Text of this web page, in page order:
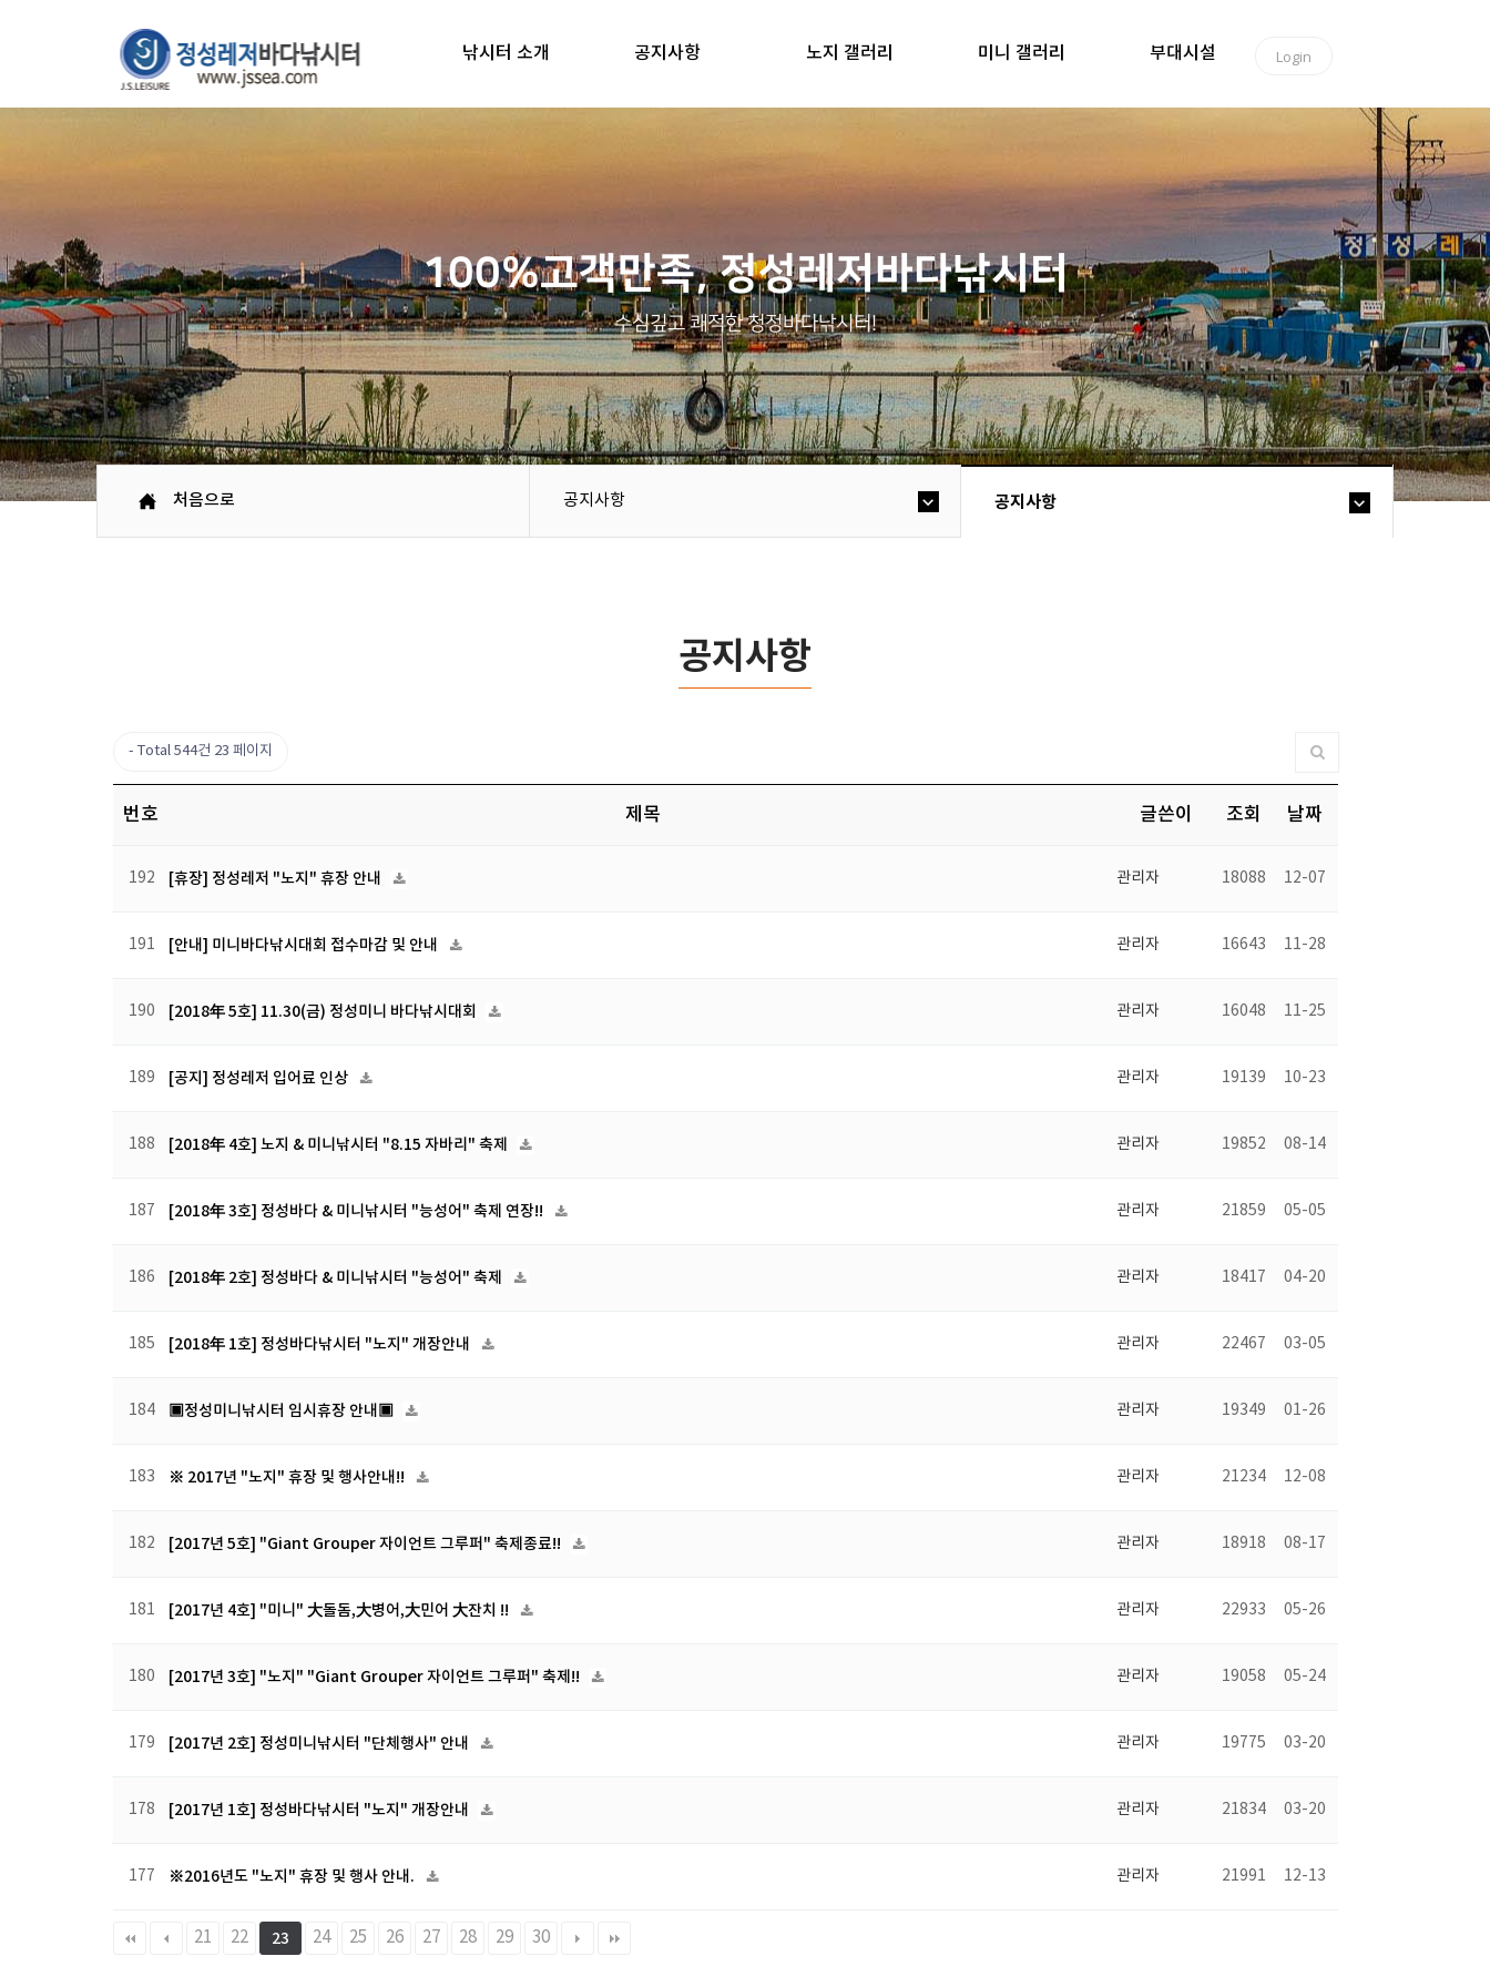
낚시터 소개 공지사항 노지 갤러리 미니 갤러리 부대시설 Login
100%고객만족, 정성레저바다낚시터
수심깊고 쾌적한 청정바다낚시터!
처음으로 공지사항 공지사항
공지사항
Total 544건 23 페이지
번호 제목 글쓴이 조회 날짜
192 [휴장] 정성레저 "노지" 휴장 안내 관리자 18088 12-07
191 [안내] 미니바다낚시대회 접수마감 및 안내 관리자 16643 11-28
190 [2018年 5호] 11.30(금) 정성미니 바다낚시대회 관리자 16048 11-25
189 [공지] 정성레저 입어료 인상 관리자 19139 10-23
188 [2018年 4호] 노지 & 미니낚시터 "8.15 자바리" 축제 관리자 19852 08-14
187 [2018年 3호] 정성바다 & 미니낚시터 "능성어" 축제 연장!! 관리자 21859 05-05
186 [2018年 2호] 정성바다 & 미니낚시터 "능성어" 축제 관리자 18417 04-20
185 [2018年 1호] 정성바다낚시터 "노지" 개장안내 관리자 22467 03-05
184 ▣정성미니낚시터 임시휴장 안내▣ 관리자 19349 01-26
183 ※ 2017년 "노지" 휴장 및 행사안내!! 관리자 21234 12-08
182 [2017년 5호] "Giant Grouper 자이언트 그루퍼" 축제종료!! 관리자 18918 08-17
181 [2017년 4호] "미니" 大돌돔,大병어,大민어 大잔치 !! 관리자 22933 05-26
180 [2017년 3호] "노지" "Giant Grouper 자이언트 그루퍼" 축제!! 관리자 19058 05-24
179 [2017년 2호] 정성미니낚시터 "단체행사" 안내 관리자 19775 03-20
178 [2017년 1호] 정성바다낚시터 "노지" 개장안내 관리자 21834 03-20
177 ※2016년도 "노지" 휴장 및 행사 안내. 관리자 21991 12-13
21 22 23 24 25 26 27 28 29 30